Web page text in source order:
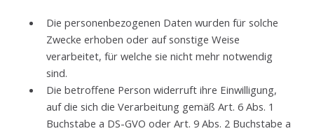
Die personenbezogenen Daten wurden für solche
Zwecke erhoben oder auf sonstige Weise
verarbeitet, für welche sie nicht mehr notwendig
sind.
Die betroffene Person widerruft ihre Einwilligung,
auf die sich die Verarbeitung gemäß Art. 6 Abs. 1
Buchstabe a DS-GVO oder Art. 9 Abs. 2 Buchstabe a